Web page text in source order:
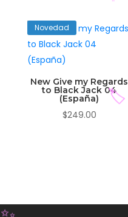
Novedad
New Give my Regards
to Black Jack 04
(España)
$249.00